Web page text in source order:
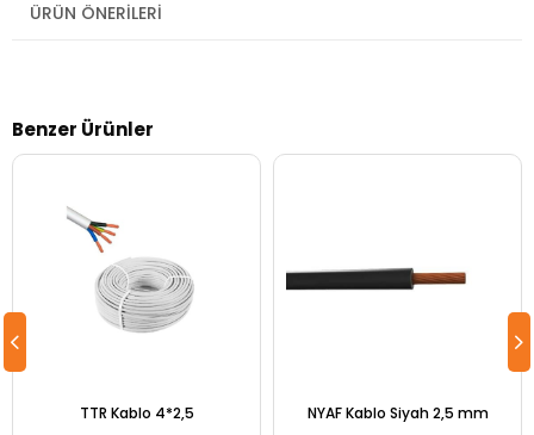
ÜRÜN ÖNERILERI
Benzer Ürünler
TTR Kablo 4*2,5 NYAF Kablo Siyah 2,5 mm